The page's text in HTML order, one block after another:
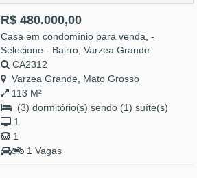
R$ 480.000,00
Casa em condomínio para venda, -
Selecione - Bairro, Varzea Grande
CA2312
Varzea Grande, Mato Grosso
113 M²
(3) dormitório(s) sendo (1) suíte(s)
1
1
1 Vagas